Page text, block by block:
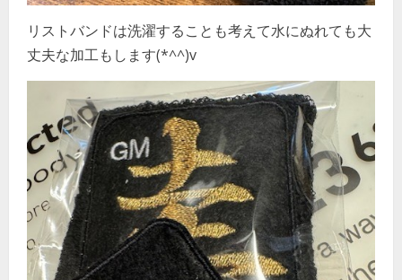
リストバンドは洗濯することも考えて水にぬれても大
丈夫な加工もします(*^^)v